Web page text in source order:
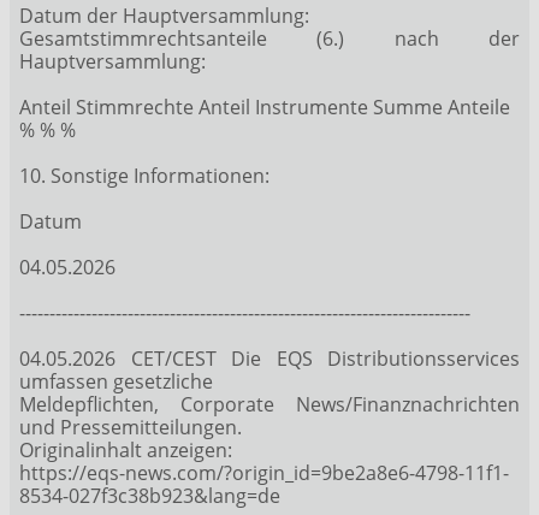
Datum der Hauptversammlung:
Gesamtstimmrechtsanteile (6.) nach der
Hauptversammlung:
Anteil Stimmrechte Anteil Instrumente Summe Anteile
% % %
10. Sonstige Informationen:
Datum
04.05.2026
---------------------------------------------------------------------------
04.05.2026 CET/CEST Die EQS Distributionsservices
umfassen gesetzliche
Meldepflichten, Corporate News/Finanznachrichten
und Pressemitteilungen.
Originalinhalt anzeigen:
https://eqs-news.com/?origin_id=9be2a8e6-4798-11f1-
8534-027f3c38b923&lang=de